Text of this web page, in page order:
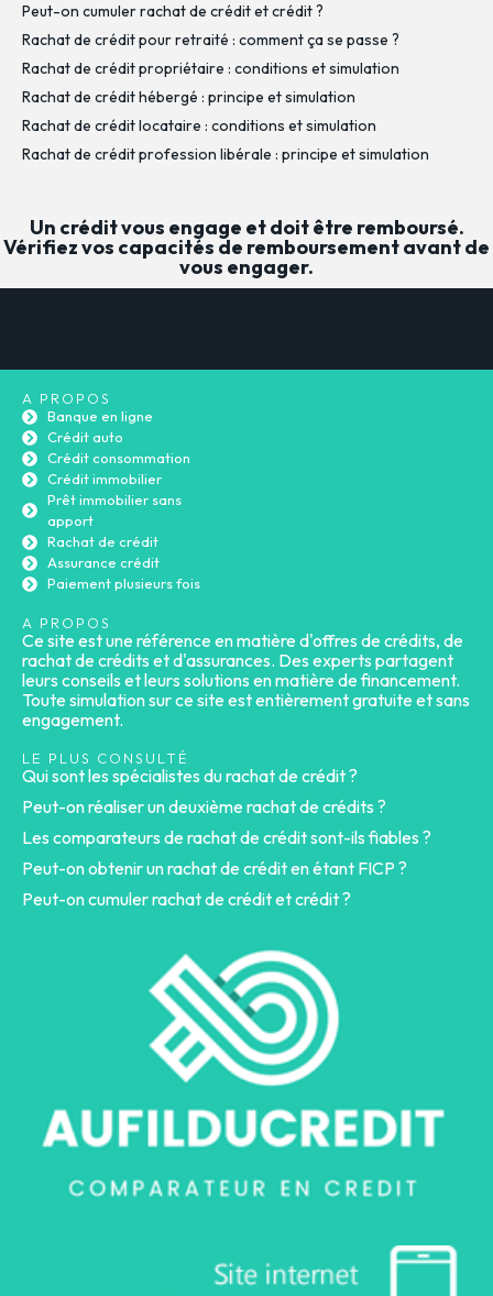
Peut-on cumuler rachat de crédit et crédit ?
Rachat de crédit pour retraité : comment ça se passe ?
Rachat de crédit propriétaire : conditions et simulation
Rachat de crédit hébergé : principe et simulation
Rachat de crédit locataire : conditions et simulation
Rachat de crédit profession libérale : principe et simulation
Un crédit vous engage et doit être remboursé.
Vérifiez vos capacités de remboursement avant de
vous engager.
A PROPOS
Banque en ligne
Crédit auto
Crédit consommation
Crédit immobilier
Prêt immobilier sans
apport
Rachat de crédit
Assurance crédit
Paiement plusieurs fois
A PROPOS
Ce site est une référence en matière d'offres de crédits, de
rachat de crédits et d'assurances. Des experts partagent
leurs conseils et leurs solutions en matière de financement.
Toute simulation sur ce site est entièrement gratuite et sans
engagement.
LE PLUS CONSULTÉ
Qui sont les spécialistes du rachat de crédit ?
Peut-on réaliser un deuxième rachat de crédits ?
Les comparateurs de rachat de crédit sont-ils fiables ?
Peut-on obtenir un rachat de crédit en étant FICP ?
Peut-on cumuler rachat de crédit et crédit ?